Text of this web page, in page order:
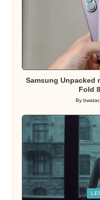
Samsung Unpacked
Fold
Posted
By
Posted